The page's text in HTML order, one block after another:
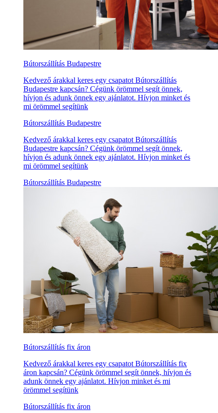
Bútorszállítás Budapestre
Kedvező árakkal keres egy csapatot Bútorszállítás
Budapestre kapcsán? Cégünk örömmel segít önnek,
hívjon és adunk önnek egy ajánlatot. Hívjon minket és
mi örömmel segítünk
Bútorszállítás Budapestre
Kedvező árakkal keres egy csapatot Bútorszállítás
Budapestre kapcsán? Cégünk örömmel segít önnek,
hívjon és adunk önnek egy ajánlatot. Hívjon minket és
mi örömmel segítünk
Bútorszállítás Budapestre
Bútorszállítás fix áron
Kedvező árakkal keres egy csapatot Bútorszállítás fix
áron kapcsán? Cégünk örömmel segít önnek, hívjon és
adunk önnek egy ajánlatot. Hívjon minket és mi
örömmel segítünk
Bútorszállítás fix áron